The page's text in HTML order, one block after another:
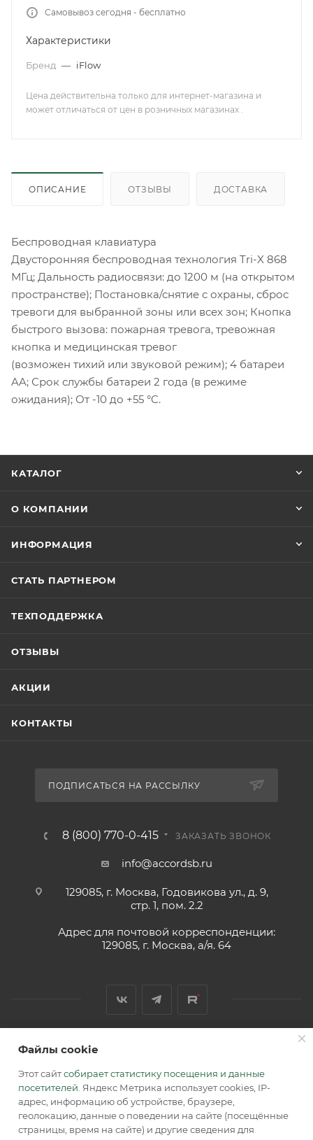
Самовывоз сегодня - бесплатно
Характеристики
Бренд — iFlow
Цена действительна только для интернет-магазина и
может отличаться от цен в розничных магазинах .
ОПИСАНИЕ ОТЗЫВЫ ДОСТАВКА
Беспроводная клавиатура
Двусторонняя беспроводная технология Tri-X 868
МГц; Дальность радиосвязи: до 1200 м (на открытом
пространстве); Постановка/снятие с охраны, сброс
тревоги для выбранной зоны или всех зон; Кнопка
быстрого вызова: пожарная тревога, тревожная
кнопка и медицинская тревог
(возможен тихий или звуковой режим); 4 батареи
AA; Срок службы батареи 2 года (в режиме
ожидания); От -10 до +55 °C.
КАТАЛОГ
О КОМПАНИИ
ИНФОРМАЦИЯ
СТАТЬ ПАРТНЕРОМ
ТЕХПОДДЕРЖКА
ОТЗЫВЫ
АКЦИИ
КОНТАКТЫ
ПОДПИСАТЬСЯ НА РАССЫЛКУ
8 (800) 770-0-415 ЗАКАЗАТЬ ЗВОНОК
info@accordsb.ru
129085, г. Москва, Годовикова ул., д. 9,
стр. 1, пом. 2.2
Адрес для почтовой корреспонденции:
129085, г. Москва, а/я. 64
2026 © Обращаем Ваше внимание на то, что вся
информация, размещенная на сайте, носит
информационный характер и не является публичной
офертой, определяемой положениями Статьи 437 (2) ГК РФ.
Файлы cookie
Этот сайтсобирает статистику посещения и данные
посетителей . Яндекс Метрика использует cookies, IP-
адрес, информацию об устройстве, браузере,
геолокацию, данные о поведении на сайте (посещённые
страницы, время на сайте) и другие сведения для